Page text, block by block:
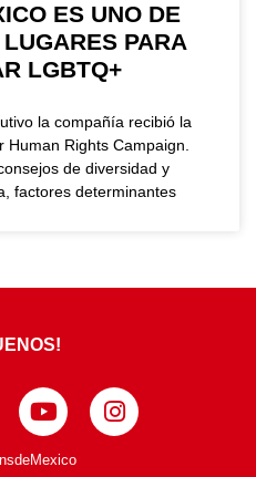
ES UNO DE
PARA
LGBTQ+
la compañía recibió la
Rights Campaign.
de diversidad y
factores determinantes